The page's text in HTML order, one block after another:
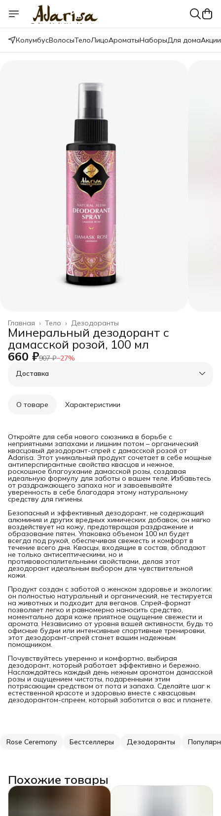
КолумбусВолосыТелоЛицоАроматыНаборыДля домаАкции
Дезодоранты
Тело ›
Главная ›
Минеральный дезодорант с
дамасской розой, 100 мл
660 ₽907 ₽−27%
Доставка
О товаре Характеристики
Откройте для себя нового союзника в борьбе с
неприятными запахами и лишним потом – органический
квасцовый дезодорант-спрей с дамасской розой от
Adarisa. Этот уникальный продукт сочетает в себе мощные
антиперспирантные свойства квасцов и нежное,
роскошное благоухание дамасской розы, создавая
идеальную формулу для заботы о вашем теле. Избавьтесь
от раздражающего запаха ног и завоевывайте
уверенность в себе благодаря этому натуральному
средству для гигиены.
Безопасный и эффективный дезодорант, не содержащий
алюминия и других вредных химических добавок, он мягко
воздействует на кожу, предотвращая раздражение и
образование пятен. Упаковка объемом 100 мл будет
всегда под рукой, обеспечивая свежесть и комфорт в
течение всего дня. Квасцы, входящие в состав, обладают
не только антисептическими, но и
противовоспалительными свойствами, делая этот
дезодорант идеальным выбором для чувствительной
кожи.
Продукт создан с заботой о женском здоровье и экологии:
он полностью натуральный и органический, не тестируется
на животных и подходит для веганов. Спрей-формат
позволяет легко и равномерно наносить средство,
моментально даря коже приятное ощущение свежести и
аромата. Независимо от уровня вашей активности, будь то
офисные будни или интенсивные спортивные тренировки,
этот дезодорант-спрей станет вашим надежным
помощником.
Почувствуйтесь уверенно и комфортно, выбирая
дезодорант, который работает эффективно и бережно.
Наслаждайтесь каждый день нежным ароматом дамасской
розы и ощущением чистоты, подаренными этим
потрясающим средством от пота и запаха. Сделайте шаг к
естественной красоте и здоровью вместе с квасцовым
дезодорантом-спреем, который заботится о вас и планете.
Rose Ceremony Бестселлеры Дезодоранты
Похожие товары